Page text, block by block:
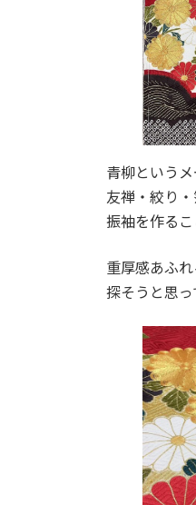
青柳というメ
友禅・絞り
振袖を作るこ
重厚感あふれ
探そうと思っ